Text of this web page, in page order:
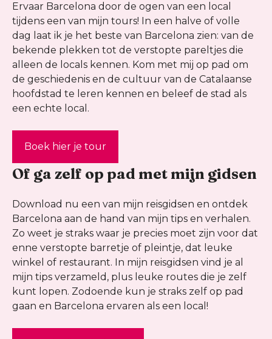
Ervaar Barcelona door de ogen van een local
tijdens een van mijn tours! In een halve of volle
dag laat ik je het beste van Barcelona zien: van de
bekende plekken tot de verstopte pareltjes die
alleen de locals kennen. Kom met mij op pad om
de geschiedenis en de cultuur van de Catalaanse
hoofdstad te leren kennen en beleef de stad als
een echte local.
Boek hier je tour
Of ga zelf op pad met mijn gidsen
Download nu een van mijn reisgidsen en ontdek
Barcelona aan de hand van mijn tips en verhalen.
Zo weet je straks waar je precies moet zijn voor dat
enne verstopte barretje of pleintje, dat leuke
winkel of restaurant. In mijn reisgidsen vind je al
mijn tips verzameld, plus leuke routes die je zelf
kunt lopen. Zodoende kun je straks zelf op pad
gaan en Barcelona ervaren als een local!